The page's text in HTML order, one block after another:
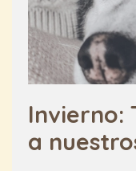
Invierno:
a